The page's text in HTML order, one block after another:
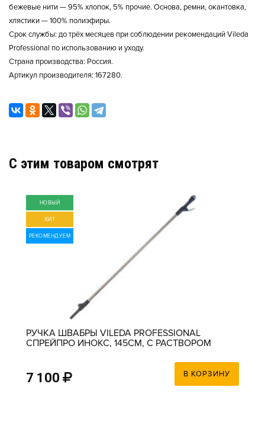
бежевые нити — 95% хлопок, 5% прочие. Основа, ремни, окантовка,
хлястики — 100% полиэфиры.
Срок службы: до трёх месяцев при соблюдении рекомендаций Vileda
Professional по использованию и уходу.
Страна производства: Россия.
Артикул производителя: 167280.
C этим товаром смотрят
НОВЫЙ
ХИТ
РЕКОМЕНДУЕМ
РУЧКА ШВАБРЫ VILEDA PROFESSIONAL
СПРЕЙПРО ИНОКС, 145СМ, С РАСТВОРОМ
7 100 В КОРЗИНУ